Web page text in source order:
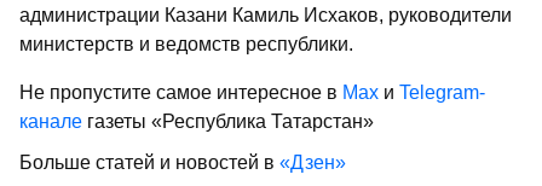
администрации Казани Камиль Исхаков, руководители
министерств и ведомств республики.
Не пропустите самое интересное в Max и Telegram-
канале газеты «Республика Татарстан»
Больше статей и новостей в «Дзен»